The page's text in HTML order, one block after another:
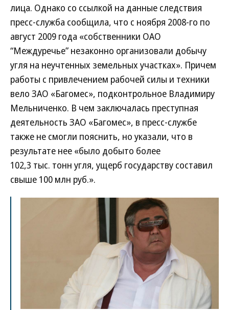
лица. Однако со ссылкой на данные следствия
пресс-служба сообщила, что с ноября 2008-го по
август 2009 года «собственники ОАО
“Междуречье” незаконно организовали добычу
угля на неучтенных земельных участках». Причем
работы с привлечением рабочей силы и техники
вело ЗАО «Багомес», подконтрольное Владимиру
Мельниченко. В чем заключалась преступная
деятельность ЗАО «Багомес», в пресс-службе
также не смогли пояснить, но указали, что в
результате нее «было добыто более
102,3 тыс. тонн угля, ущерб государству составил
свыше 100 млн руб.».